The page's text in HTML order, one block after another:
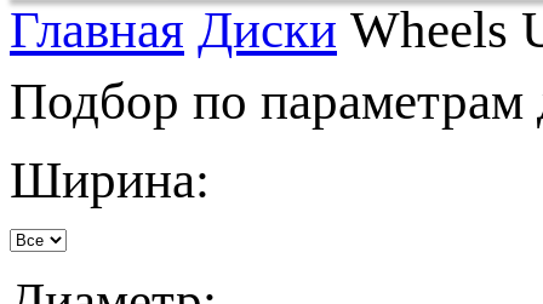
Главная Диски Wheels
Подбор по параметрам
Ширина: